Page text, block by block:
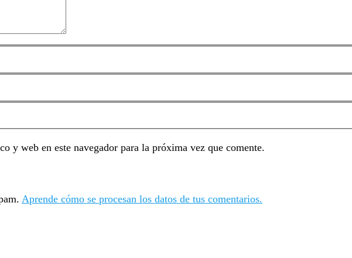
y web en este navegador para la próxima vez que comente.
Aprende cómo se procesan los datos de tus comentarios.